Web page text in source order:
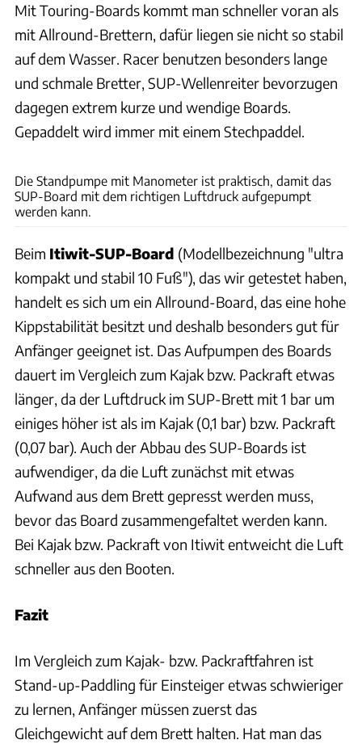
Mit Touring-Boards kommt man schneller voran als
mit Allround-Brettern, dafür liegen sie nicht so stabil
auf dem Wasser. Racer benutzen besonders lange
und schmale Bretter, SUP-Wellenreiter bevorzugen
dagegen extrem kurze und wendige Boards.
Gepaddelt wird immer mit einem Stechpaddel.
Die Standpumpe mit Manometer ist praktisch, damit das
SUP-Board mit dem richtigen Luftdruck aufgepumpt
werden kann.
Beim Itiwit-SUP-Board (Modellbezeichnung "ultra
kompakt und stabil 10 Fuß"), das wir getestet haben,
handelt es sich um ein Allround-Board, das eine hohe
Kippstabilität besitzt und deshalb besonders gut für
Anfänger geeignet ist. Das Aufpumpen des Boards
dauert im Vergleich zum Kajak bzw. Packraft etwas
länger, da der Luftdruck im SUP-Brett mit 1 bar um
einiges höher ist als im Kajak (0,1 bar) bzw. Packraft
(0,07 bar). Auch der Abbau des SUP-Boards ist
aufwendiger, da die Luft zunächst mit etwas
Aufwand aus dem Brett gepresst werden muss,
bevor das Board zusammengefaltet werden kann.
Bei Kajak bzw. Packraft von Itiwit entweicht die Luft
schneller aus den Booten.
Fazit
Im Vergleich zum Kajak- bzw. Packraftfahren ist
Stand-up-Paddling für Einsteiger etwas schwieriger
zu lernen, Anfänger müssen zuerst das
Gleichgewicht auf dem Brett halten. Hat man das